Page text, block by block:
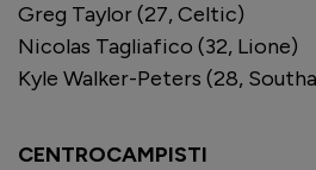
Greg Taylor (27, Celtic)
Nicolas Tagliafico (32, Lione)
Kyle Walker-Peters (28,
CENTROCAMPISTI